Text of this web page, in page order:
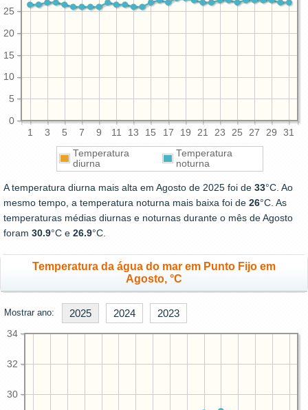
1 3 5 7 9 11 13 15 17 19 21 23 25 27 29 31
0
5
10
15
20
25
Temperatura
diurna
Temperatura
noturna
A temperatura diurna mais alta em Agosto de 2025 foi de 33°C. Ao
mesmo tempo, a temperatura noturna mais baixa foi de 26°C. As
temperaturas médias diurnas e noturnas durante o mês de Agosto
foram 30.9°C e 26.9°C.
Temperatura da água do mar em Punto Fijo em
Agosto, °C
Mostrar ano: 2025 2024 2023
30
32
34